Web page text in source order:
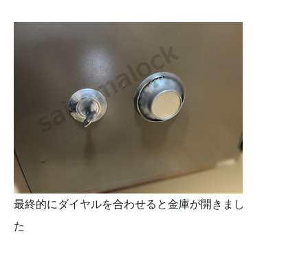
最終的にダイヤルを合わせると金庫が開きまし
た